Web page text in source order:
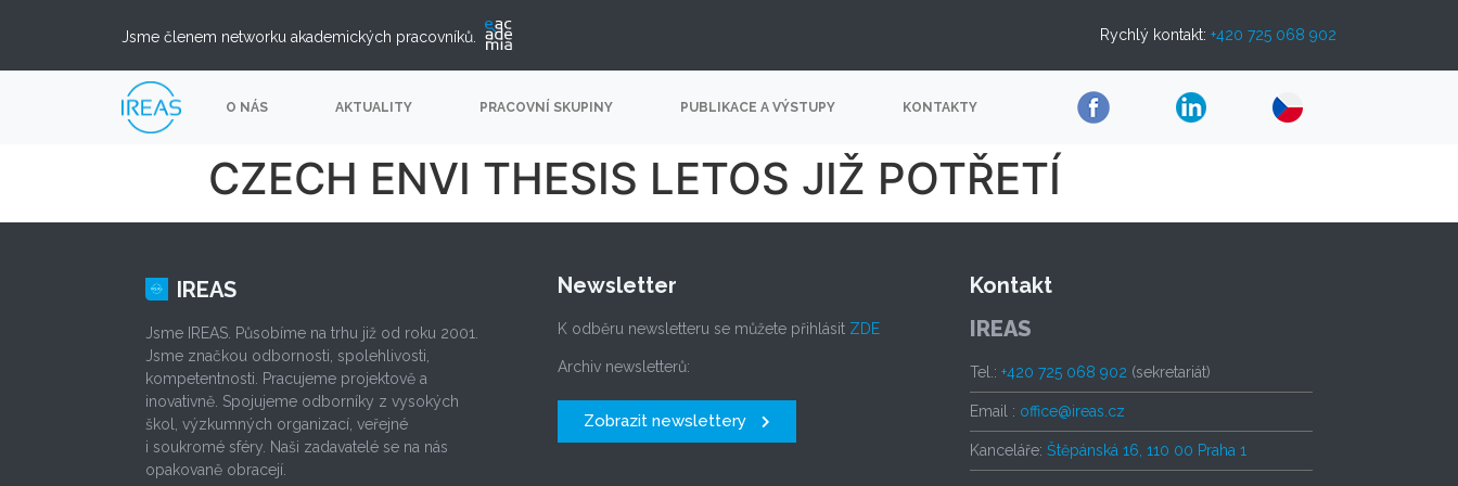
Jsme členem networku akademických pracovníků. Rychlý kontakt: +420 725 068 902
O NÁS AKTUALITY PRACOVNÍ SKUPINY PUBLIKACE A VÝSTUPY KONTAKTY
CZECH ENVI THESIS LETOS JIŽ POTŘETÍ
IREAS
Jsme IREAS. Působíme na trhu již od roku 2001.
Jsme značkou odbornosti, spolehlivosti,
kompetentnosti. Pracujeme projektově a
inovativně. Spojujeme odborníky z vysokých
škol, výzkumných organizací, veřejné
i soukromé sféry. Naši zadavatelé se na nás
opakovaně obracejí.
Newsletter
K odběru newsletteru se můžete přihlásit ZDE
Archiv newsletterů:
Zobrazit newslettery
Kontakt
IREAS
Tel.: +420 725 068 902 (sekretariát)
Email : office@ireas.cz
Kanceláře: Štěpánská 16, 110 00 Praha 1